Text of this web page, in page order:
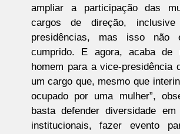
ampliar a participação das
cargos de direção,
presidências, mas isso não
cumprido. E agora, acaba de
homem para a vice-presidência
um cargo que, mesmo que
ocupado por uma mulher”,
basta defender diversidade em
institucionais, fazer evento